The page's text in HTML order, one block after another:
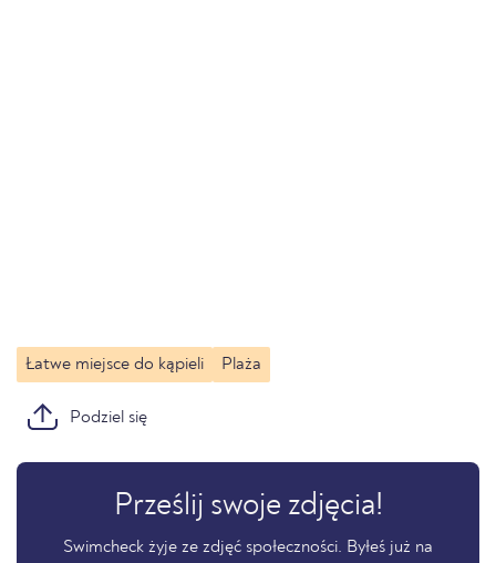
Łatwe miejsce do kąpieli Plaża
Podziel się
Prześlij swoje zdjęcia!
Swimcheck żyje ze zdjęć społeczności. Byłeś już na